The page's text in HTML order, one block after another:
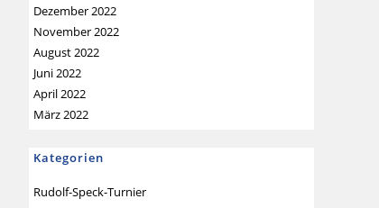
Dezember 2022
November 2022
August 2022
Juni 2022
April 2022
März 2022
Kategorien
Rudolf-Speck-Turnier